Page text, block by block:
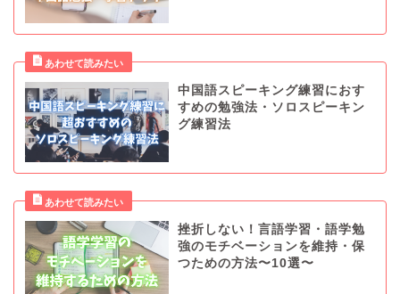
中国語スピーキング練習におす
すめの勉強法・ソロスピーキン
グ練習法
挫折しない！言語学習・語学勉
強のモチベーションを維持・保
つための方法〜10選〜